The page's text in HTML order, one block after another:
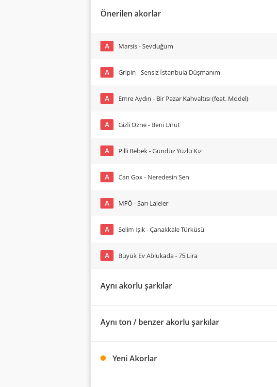
Önerilen akorlar
A Marsis - Sevduğum
A Gripin - Sensiz İstanbula Düşmanım
A Emre Aydın - Bir Pazar Kahvaltısı (feat. Model)
A Gizli Özne - Beni Unut
A Pilli Bebek - Gündüz Yüzlü Kız
A Can Gox - Neredesin Sen
A MFÖ - Sarı Laleler
A Selim Işık - Çanakkale Türküsü
A Büyük Ev Ablukada - 75 Lira
Aynı akorlu şarkılar
Aynı ton / benzer akorlu şarkılar
Yeni Akorlar